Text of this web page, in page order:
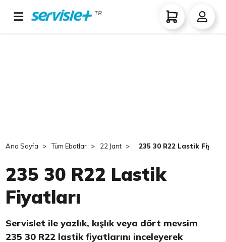
TR
Ana Sayfa Tüm Ebatlar 22 Jant 235 30 R22 Lastik
235 30 R22 Lastik
Fiyatları
Servislet ile yazlık, kışlık veya dört mevsim
235 30 R22 lastik fiyatlarını inceleyerek